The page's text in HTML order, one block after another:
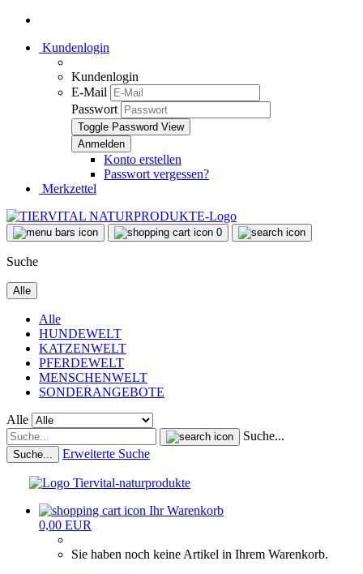
Kundenlogin
Kundenlogin
E-Mail
Passwort
Toggle Password View
Konto erstellen
Passwort vergessen?
Merkzettel
0
Suche
Alle
Alle
HUNDEWELT
KATZENWELT
PFERDEWELT
MENSCHENWELT
SONDERANGEBOTE
Alle
Suche...
Suche... Erweiterte Suche
Ihr Warenkorb
0,00 EUR
Sie haben noch keine Artikel in Ihrem Warenkorb.